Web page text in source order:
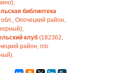
библиотека
Опочецкий район,
клуб (182362,
район, п/о